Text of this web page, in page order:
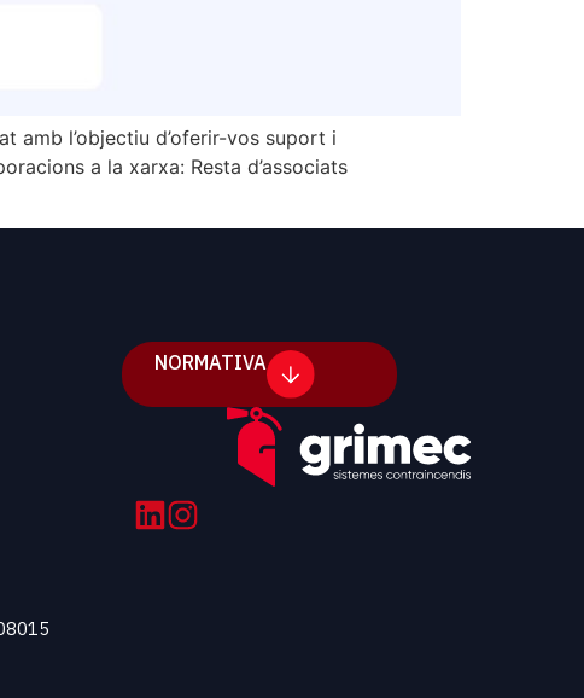
amb l’objectiu d’oferir-vos suport i
a la xarxa: Resta d’associats
NORMATIVA